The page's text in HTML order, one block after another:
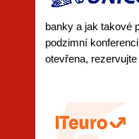
banky a jak takové
podzimní
otevřena,